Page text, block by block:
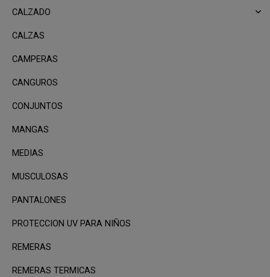
CALZADO
CALZAS
CAMPERAS
CANGUROS
CONJUNTOS
MANGAS
MEDIAS
MUSCULOSAS
PANTALONES
PROTECCION UV PARA NIÑOS
REMERAS
REMERAS TERMICAS